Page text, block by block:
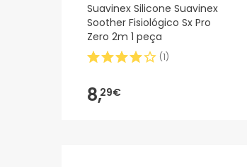
Suavinex Silicone Suavinex
Soother Fisiológico Sx Pro
Zero 2m 1 peça
(1)
8,29€